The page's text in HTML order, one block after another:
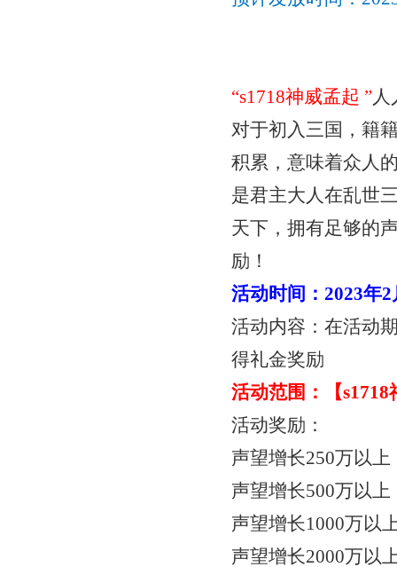
“s1718神威孟起”
对于初入三国，籍
积累，意味着众人
是君主大人在乱世
天下，拥有足够的
励！
活动时间：2023年
活动内容：在活动
得礼金奖励
活动范围：【
活动奖励：
声望增长250万以
声望增长500万以
声望增长1000万以
声望增长2000万以